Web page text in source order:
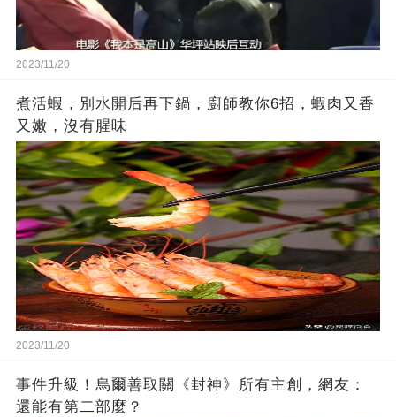
2023/11/20
煮活蝦，別水開后再下鍋，廚師教你6招，蝦肉又香
又嫩，沒有腥味
2023/11/20
事件升級！烏爾善取關《封神》所有主創，網友：
還能有第二部麼？